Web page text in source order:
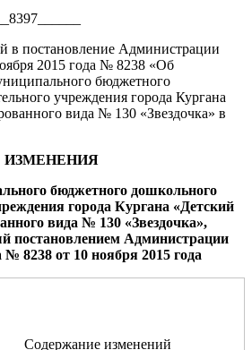
в постановление Администрации
2015 года № 8238 «Об
бюджетного
учреждения города Кургана
вида № 130 «Звездочка» в
ИЗМЕНЕНИЯ
бюджетного дошкольного
города Кургана «Детский
го вида № 130«Звездочка»,
постановлением Администрации
№ 8238 от 10 ноября 2015 года
Содержание изменений